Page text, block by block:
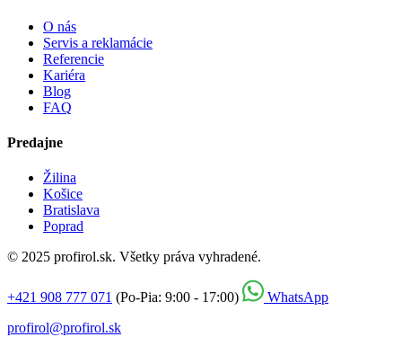
O nás
Servis a reklamácie
Referencie
Kariéra
Blog
FAQ
Predajne
Žilina
Košice
Bratislava
Poprad
© 2025 profirol.sk. Všetky práva vyhradené.
+421 908 777 071 (Po-Pia: 9:00 - 17:00)
WhatsApp
profirol@profirol.sk